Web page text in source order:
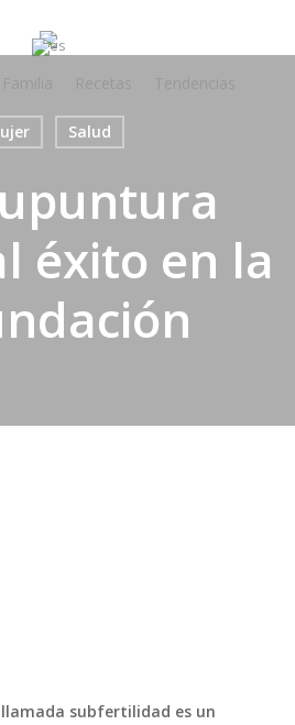
Salud
éxito en la
subfertilidad es un